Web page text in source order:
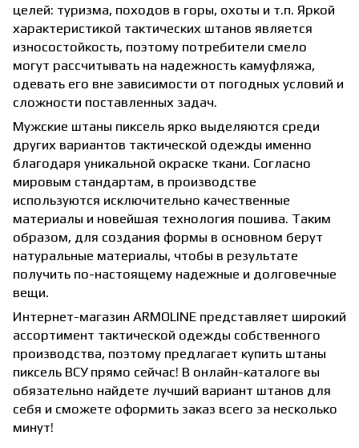
целей: туризма, походов в горы, охоты и т.п. Яркой
характеристикой тактических штанов является
износостойкость, поэтому потребители смело
могут рассчитывать на надежность камуфляжа,
одевать его вне зависимости от погодных условий и
сложности поставленных задач.
Мужские штаны пиксель ярко выделяются среди
других вариантов тактической одежды именно
благодаря уникальной окраске ткани. Согласно
мировым стандартам, в производстве
используются исключительно качественные
материалы и новейшая технология пошива. Таким
образом, для создания формы в основном берут
натуральные материалы, чтобы в результате
получить по-настоящему надежные и долговечные
вещи.
Интернет-магазин ARMOLINE представляет широкий
ассортимент тактической одежды собственного
производства, поэтому предлагает купить штаны
пиксель ВСУ прямо сейчас! В онлайн-каталоге вы
обязательно найдете лучший вариант штанов для
себя и сможете оформить заказ всего за несколько
минут!